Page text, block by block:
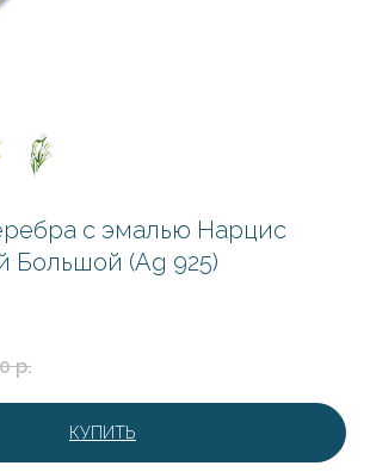
с эмалью Нарцис
Большой (Ag 925)
р.
КУПИТЬ